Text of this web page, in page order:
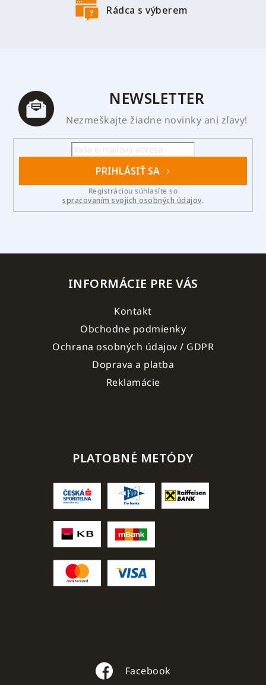
Rádca s výberem
NEWSLETTER
Nezmeškajte žiadne novinky ani zľavy!
PRIHLÁSIŤ SA
spracovaním svojich osobných údajov.
INFORMÁCIE PRE VÁS
Kontakt
Obchodne podmienky
Ochrana osobných údajov / GDPR
Doprava a platba
Reklamácie
PLATOBNÉ METÓDY
Facebook